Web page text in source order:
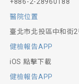
醫院位置
臺北市北投區中和街2
健檢報告APP
iOS 點擊下載
健檢報告APP